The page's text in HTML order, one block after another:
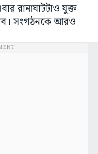
রানাঘাটটাও যুক্ত
সংগঠনকে আরও